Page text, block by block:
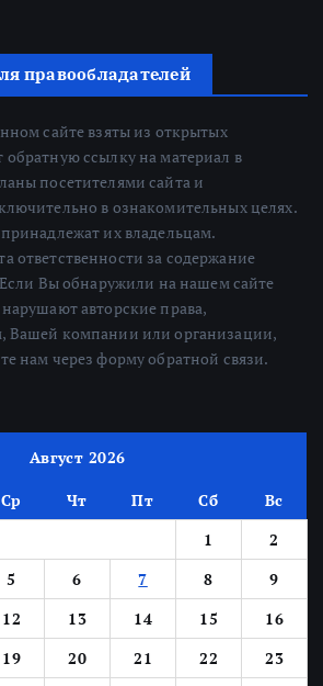
правообладателей
сайте взяты из открытых
ссылку на материал в
посетителями сайта и
в ознакомительных целях.
их владельцам.
ответственности за содержание
Вы обнаружили на нашем сайте
авторские права,
Вашей компании или организации,
нам через форму обратной связи.
Август 2026
Ср Чт Пт Сб
Вс
1
2
5 6 7 8
9
12 13 14 15
16
19 20 21 22
23